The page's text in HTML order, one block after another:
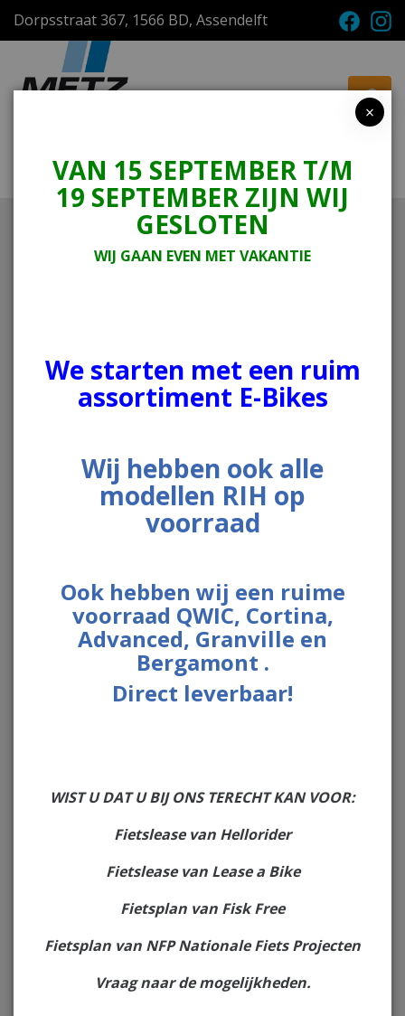
Dorpsstraat 367, 1566 BD, Assendelft
Menu Winkelwagen
Onderdelen en Accessoires
Beveiliging
Beenkleden scooter pyjama's
Sloten scooter
Onderhoud en smeermiddelen
Handschoenen
Scooter Banden
resultaten Sorteer op:
Buitenband 120/80-16 TL 60P City Grip 2 -
×
VAN 15 SEPTEMBER T/M
19 SEPTEMBER ZIJN WIJ
GESLOTEN
WIJ GAAN EVEN MET VAKANTIE
We starten met een ruim
assortiment E-Bikes
Wij hebben ook alle
modellen RIH op
voorraad
Ook hebben wij een ruime
voorraad QWIC, Cortina,
Advanced, Granville en
Bergamont .
Direct leverbaar!
WIST U DAT U BIJ ONS TERECHT KAN VOOR:
Fietslease van Hellorider
Fietslease van Lease a Bike
Fietsplan van Fisk Free
Fietsplan van NFP Nationale Fiets Projecten
Vraag naar de mogelijkheden.